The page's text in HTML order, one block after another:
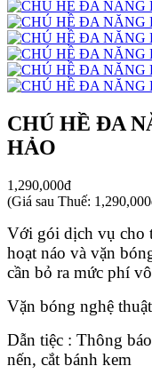
CHÚ HỀ ĐA
HẢO
1,290,000đ
(Giá sau Thuế:
Với gói dịch vụ cho
hoạt náo và vặn
cần bỏ ra mức phí
Vặn bóng nghệ
Dẫn tiệc : Thông
nến, cắt bánh kem